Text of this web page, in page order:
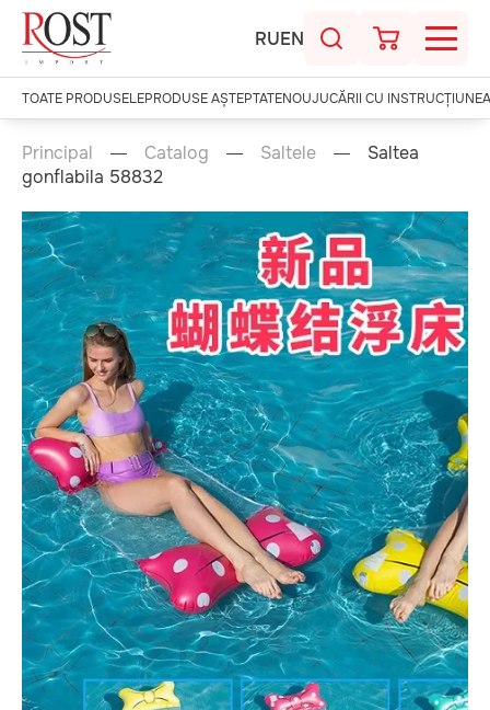
RUEN
TOATE PRODUSELEPRODUSE AȘTEPTATENOUJUCĂRII CU
Principal Catalog Saltele
Saltea
gonflabila 58832